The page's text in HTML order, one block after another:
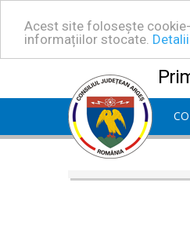
Acest site folosește
informațiilor stocate. Detalii